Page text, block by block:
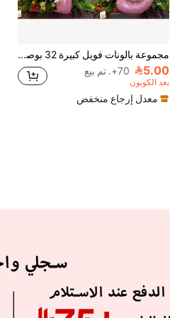
مجموعة بالونات فويل كبيرة 32 بوصة بشكل رقم وفيونكة باللون الوردي، مناسبة لحفلات عيد الميلاد والأحداث الخارجية والذكرى السنوية والأعياد وحفلات رأس السنة الجديدة وديكور الحائط
5.00 70+. تم بيع
بعد الكوبون
معدل إرجاع منخفض
APP